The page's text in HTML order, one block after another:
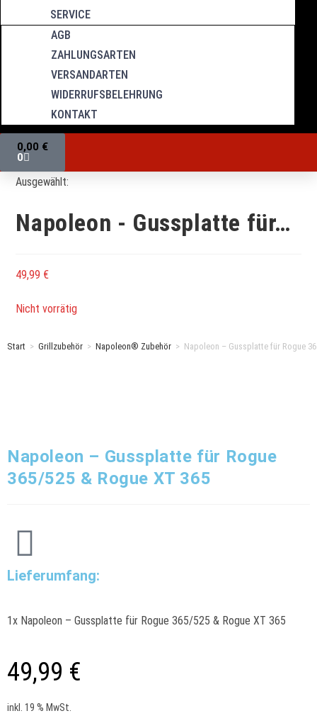
SERVICE
AGB
ZAHLUNGSARTEN
VERSANDARTEN
WIDERRUFSBELEHRUNG
KONTAKT
0,00 €
0
Ausgewählt:
Napoleon - Gussplatte für…
49,99 €
Nicht vorrätig
Start > Grillzubehör > Napoleon® Zubehör > Napoleon – Gussplatte für Rogue
Napoleon – Gussplatte für Rogue
365/525 & Rogue XT 365
Lieferumfang:
1x Napoleon – Gussplatte für Rogue 365/525 & Rogue XT 365
49,99 €
inkl. 19 % MwSt.